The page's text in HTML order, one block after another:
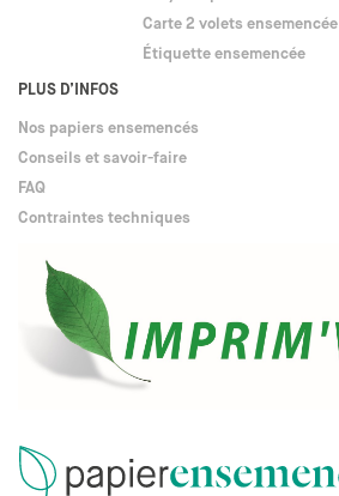
Carte 2 volets ensemencée
Étiquette ensemencée
PLUS D’INFOS
Nos papiers ensemencés
Conseils et savoir-faire
FAQ
Contraintes techniques